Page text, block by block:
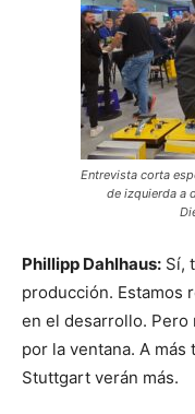
Entrevista corta
de izquierda a
Phillipp Dahlhaus: Sí,
producción. Estamos
en el desarrollo. Pero
por la ventana. A
Stuttgart verán más.